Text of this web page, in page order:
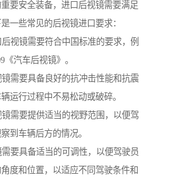
要安全装备，进口后视镜需要满足
一些常见的后视镜进口要求：
视镜需要符合中国标准的要求，例
《汽车后视镜》。
需要具备良好的抗冲击性能和抗震
运行过程中不易松动或破碎。
需要提供适当的视野范围，以便驾
到车辆后方的情况。
要具备适当的可调性，以便驾驶员
度和位置，以适应不同驾驶条件和